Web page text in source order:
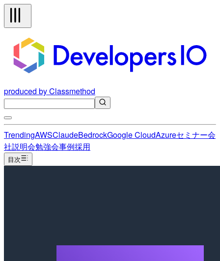
produced by Classmethod
TrendingAWSClaudeBedrockGoogle CloudAzureセミナー会
社説明会勉強会事例採用
目次